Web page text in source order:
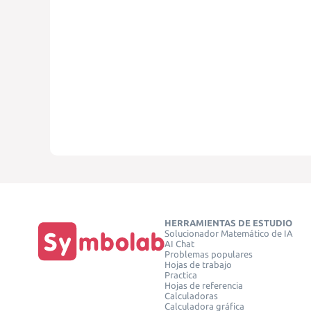
HERRAMIENTAS DE ESTUDIO
Solucionador Matemático de IA
AI Chat
Problemas populares
Hojas de trabajo
Practica
Hojas de referencia
Calculadoras
Calculadora gráfica